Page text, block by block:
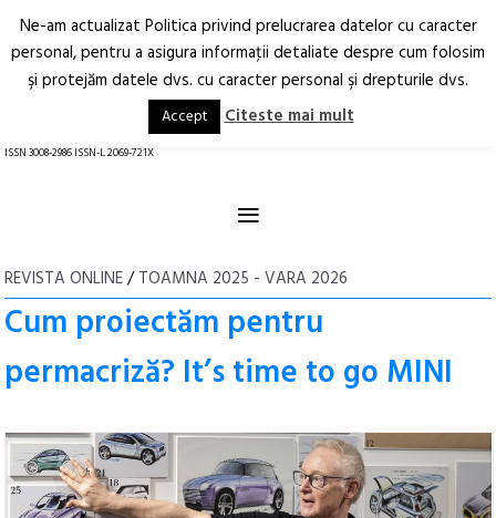
Arhitectură.
Oraș.
RO EN
ISSN 3008-2986 ISSN-L 2069-721X
≡
REVISTA ONLINE/TOAMNA 2025 - VARA 2026
Cum proiectăm pentru
permacriză? It’s time to go MINI
Ne-am actualizat Politica privind prelucrarea datelor cu caracter
personal, pentru a asigura informaţii detaliate despre cum folosim
şi protejăm datele dvs. cu caracter personal şi drepturile dvs.
Accept Citeste mai mult